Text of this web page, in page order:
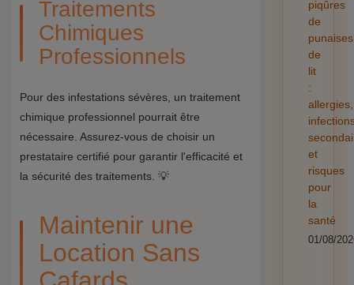
Traitements
Chimiques
Professionnels
Pour des infestations sévères, un traitement
chimique professionnel pourrait être
nécessaire. Assurez-vous de choisir un
prestataire certifié pour garantir l'efficacité et
la sécurité des traitements. 💡
Maintenir une
Location Sans
piqûres
de
punaises
de
lit
:
allergies,
et
risques
pour
la
santé
01/08/